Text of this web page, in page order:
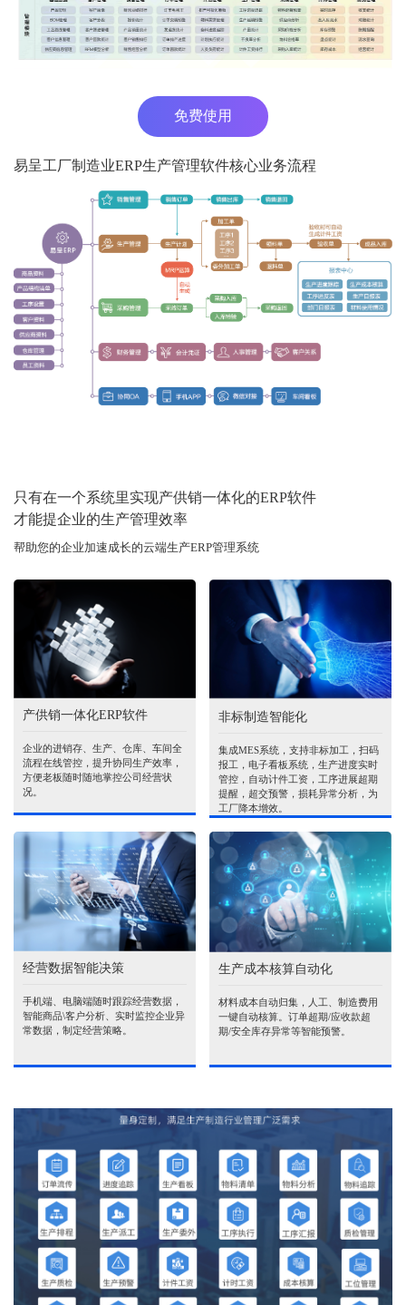
免费使用
易呈工厂制造业ERP生产管理软件核心业务流程
只有在一个系统里实现产供销一体化的ERP软件
才能提企业的生产管理效率
帮助您的企业加速成长的云端生产ERP管理系统
产供销一体化ERP软件
企业的进销存、生产、仓库、车间全
流程在线管控，提升协同生产效率，
方便老板随时随地掌控公司经营状
况。
非标制造智能化
集成MES系统，支持非标加工，扫码
报工，电子看板系统，生产进度实时
管控，自动计件工资，工序进展超期
提醒，超交预警，损耗异常分析，为
工厂降本增效。
经营数据智能决策
手机端、电脑端随时跟踪经营数据，
智能商品\客户分析、实时监控企业异
常数据，制定经营策略。
生产成本核算自动化
材料成本自动归集，人工、制造费用
一键自动核算。订单超期/应收款超
期/安全库存异常等智能预警。